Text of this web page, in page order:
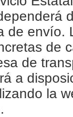
de envío.
de
de
a
la